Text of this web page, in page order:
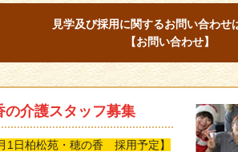
見学及び採用に関するお問い合わせ
【お問い合わせ】
の介護スタッフ募集
1日柏松苑・穂の香 採用予定】